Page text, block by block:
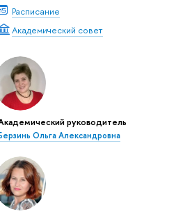
Расписание
Академический совет
руководитель
Ольга Александровна